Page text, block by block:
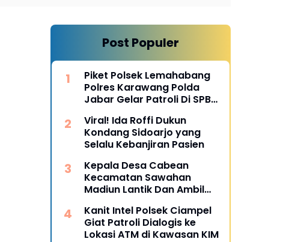
Post Populer
Piket Polsek Lemahabang
Polres Karawang Polda
Jabar Gelar Patroli Di SPBU
Viral! Ida Roffi Dukun
Kondang Sidoarjo yang
Selalu Kebanjiran Pasien
Kepala Desa Cabean
Kecamatan Sawahan
Madiun Lantik Dan Ambil
Kanit Intel Polsek Ciampel
Giat Patroli Dialogis ke
Lokasi ATM di Kawasan KIM